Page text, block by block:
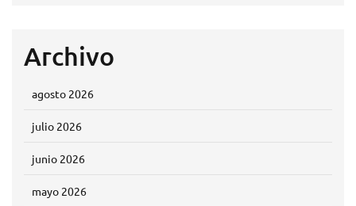
Archivo
agosto 2026
julio 2026
junio 2026
mayo 2026